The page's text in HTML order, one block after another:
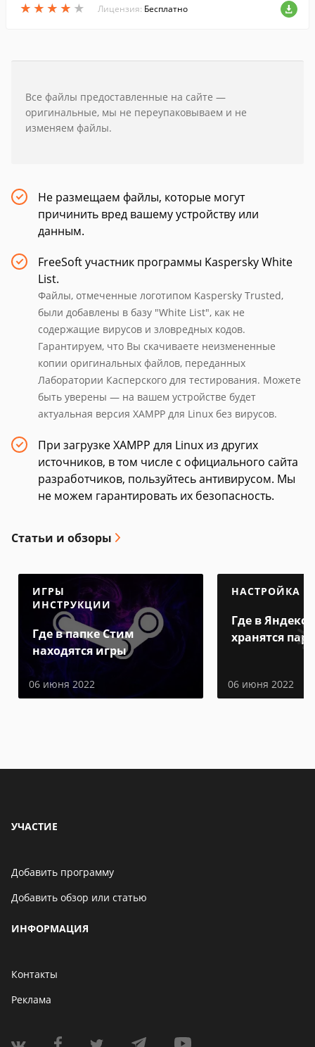
★ ★ ★ ★ ★
★ ★ ★ ★ ★ Лицензия: Бесплатно
Все файлы предоставленные на сайте —
оригинальные, мы не переупаковываем и не
изменяем файлы.
Не размещаем файлы, которые могут
причинить вред вашему устройству или
данным.
FreeSoft участник программы Kaspersky White
List.
Файлы, отмеченные логотипом Kaspersky Trusted,
были добавлены в базу "White List", как не
содержащие вирусов и зловредных кодов.
Гарантируем, что Вы скачиваете неизмененные
копии оригинальных файлов, переданных
Лаборатории Касперского для тестирования. Можете
быть уверены — на вашем устройстве будет
актуальная версия XAMPP для Linux без вирусов.
При загрузке XAMPP для Linux из других
источников, в том числе с официального сайта
разработчиков, пользуйтесь антивирусом. Мы
не можем гарантировать их безопасность.
Статьи и обзоры
ИГРЫ
ИНСТРУКЦИИ
Где в папке Стим
находятся игры
06 июня 2022
НАСТРОЙКА
Где в Яндекс
хранятся
06 июня 2022
УЧАСТИЕ
Добавить программу
Добавить обзор или статью
ИНФОРМАЦИЯ
Контакты
Реклама